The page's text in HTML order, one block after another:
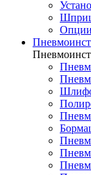
Опции